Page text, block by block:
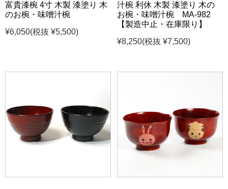
富貴漆椀 4寸 木製 漆塗り 木
のお椀・味噌汁椀
¥6,050(税抜 ¥5,500)
汁椀 利休 木製 漆塗り 木の
お椀・味噌汁椀 MA-982
【製造中止・在庫限り】
¥8,250(税抜 ¥7,500)